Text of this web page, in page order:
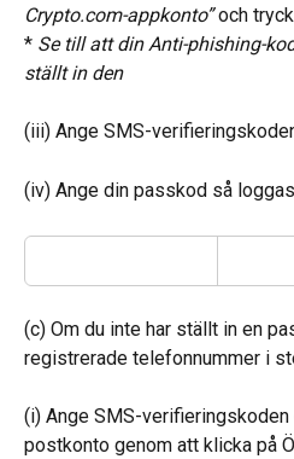
Crypto.com-appkonto” och
* Se till att din Anti-phishing-
ställt in den
(iii) Ange SMS-
(iv) Ange din passkod så
(c) Om du inte har ställt in en
registrerade telefonnummer i
(i) Ange SMS-
postkonto genom att klicka på